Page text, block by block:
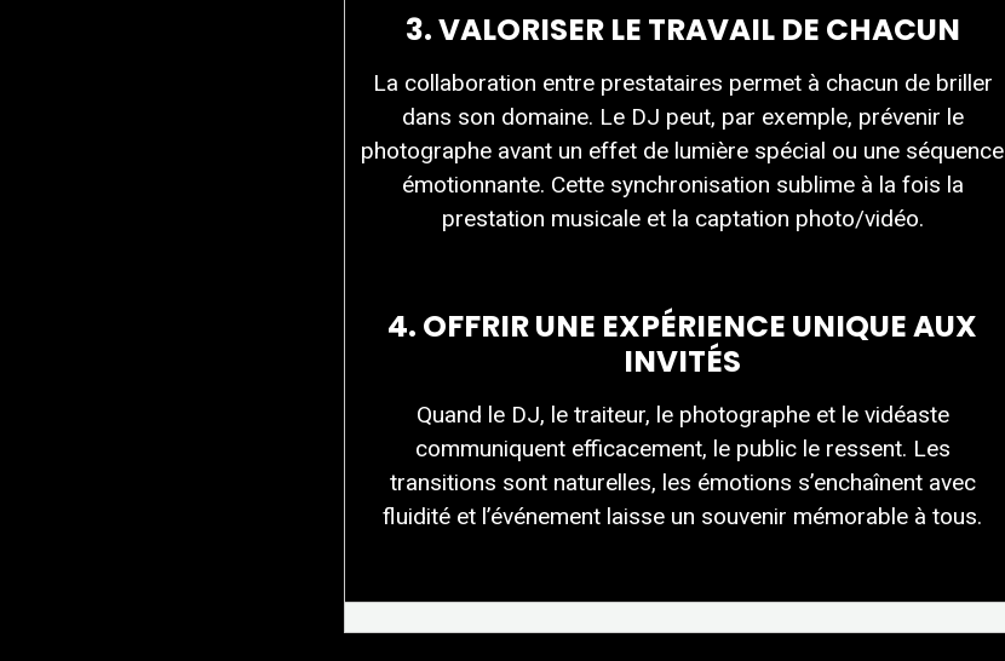
3. VALORISER LE TRAVAIL DE CHACUN
La collaboration entre prestataires permet à chacun de briller
dans son domaine. Le DJ peut, par exemple, prévenir le
photographe avant un effet de lumière spécial ou une séquence
émotionnante. Cette synchronisation sublime à la fois la
prestation musicale et la captation photo/vidéo.
4. OFFRIR UNE EXPÉRIENCE UNIQUE AUX
INVITÉS
Quand le DJ, le traiteur, le photographe et le vidéaste
communiquent efficacement, le public le ressent. Les
transitions sont naturelles, les émotions s’enchaînent avec
fluidité et l’événement laisse un souvenir mémorable à tous.